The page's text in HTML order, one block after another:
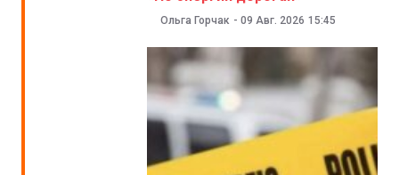
Ольга Горчак - 09 Авг. 2026 15:45